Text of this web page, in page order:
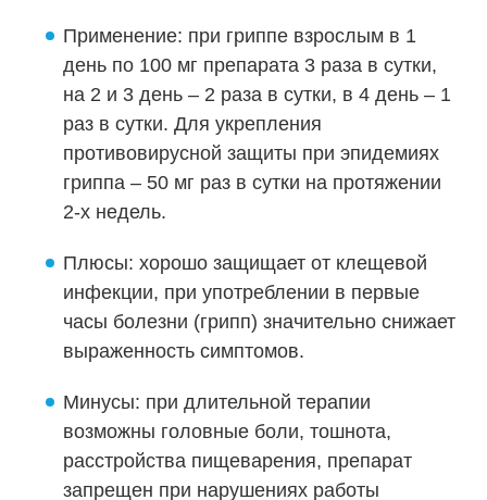
Применение: при гриппе взрослым в 1
день по 100 мг препарата 3 раза в сутки,
на 2 и 3 день – 2 раза в сутки, в 4 день – 1
раз в сутки. Для укрепления
противовирусной защиты при эпидемиях
гриппа – 50 мг раз в сутки на протяжении
2-х недель.
Плюсы: хорошо защищает от клещевой
инфекции, при употреблении в первые
часы болезни (грипп) значительно снижает
выраженность симптомов.
Минусы: при длительной терапии
возможны головные боли, тошнота,
расстройства пищеварения, препарат
запрещен при нарушениях работы